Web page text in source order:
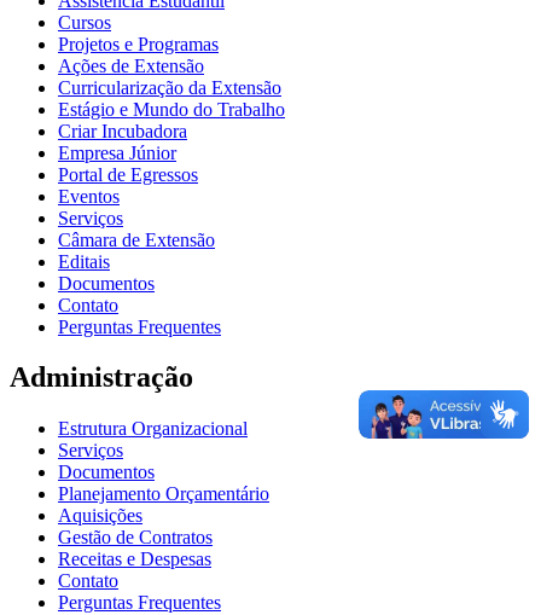
Cursos
Projetos e Programas
Ações de Extensão
Curricularização da Extensão
Estágio e Mundo do Trabalho
Criar Incubadora
Empresa Júnior
Portal de Egressos
Eventos
Serviços
Câmara de Extensão
Editais
Documentos
Contato
Perguntas Frequentes
Administração
Estrutura Organizacional
Serviços
Documentos
Planejamento Orçamentário
Aquisições
Gestão de Contratos
Receitas e Despesas
Contato
Perguntas Frequentes